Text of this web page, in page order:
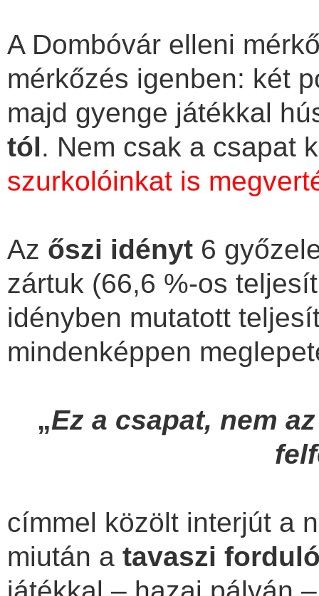
A Dombóvár elleni
mérkőzés igenben: két
majd gyenge játékkal
tól. Nem csak a csapat
szurkolóinkat is
Az őszi idényt 6
zártuk (66,6 %-os
idényben mutatott
mindenképpen
„Ez a csapat, nem
címmel közölt interjút a
miután a tavaszi